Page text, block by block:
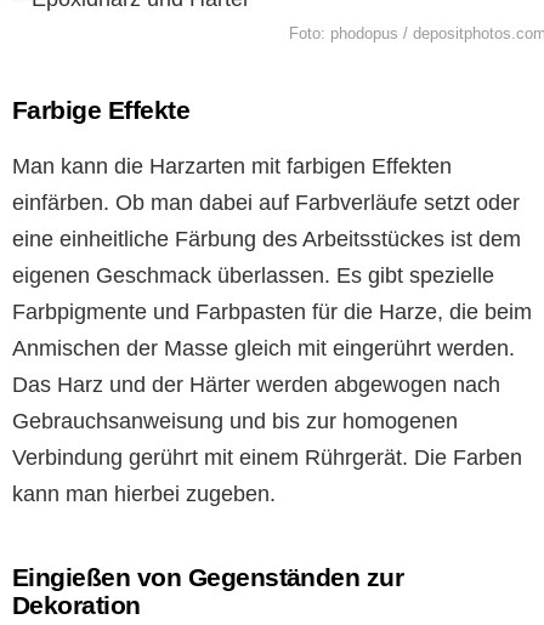
Foto: phodopus /
Farbige Effekte
Man kann die Harzarten mit farbigen Effekten
einfärben. Ob man dabei auf Farbverläufe setzt oder
eine einheitliche Färbung des Arbeitsstückes ist dem
eigenen Geschmack überlassen. Es gibt spezielle
Farbpigmente und Farbpasten für die Harze, die beim
Anmischen der Masse gleich mit eingerührt werden.
Das Harz und der Härter werden abgewogen nach
Gebrauchsanweisung und bis zur homogenen
Verbindung gerührt mit einem Rührgerät. Die Farben
kann man hierbei zugeben.
Eingießen von Gegenständen zur
Dekoration